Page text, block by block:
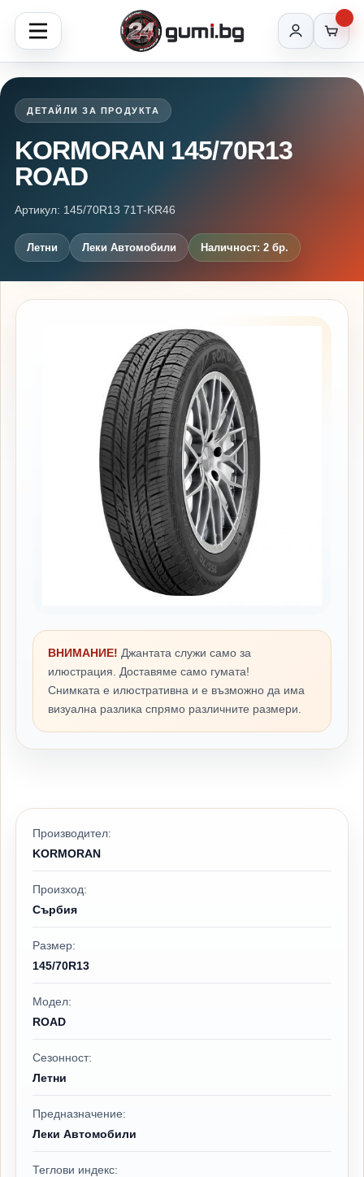
ДЕТАЙЛИ ЗА ПРОДУКТА
KORMORAN 145/70R13
ROAD
Артикул: 145/70R13 71T-KR46
Летни Леки Автомобили Наличност: 2 бр.
ВНИМАНИЕ! Джантата служи само за
илюстрация. Доставяме само гумата!
Снимката е илюстративна и е възможно да има
визуална разлика спрямо различните размери.
Производител:
KORMORAN
Произход:
Сърбия
Размер:
145/70R13
Модел:
ROAD
Сезонност:
Летни
Предназначение:
Леки Автомобили
Теглови индекс: